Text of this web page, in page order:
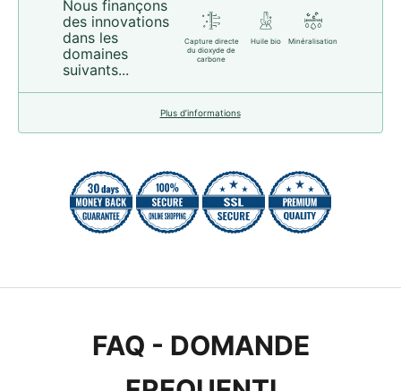
Nous finançons
des innovations
dans les
domaines
suivants...
Capture directe
du dioxyde de
carbone
Huile bio Minéralisation
Plus d’informations
FAQ - DOMANDE